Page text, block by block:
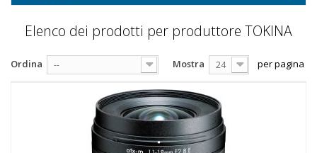
Elenco dei prodotti per produttore TOKINA
Ordina -- Mostra 24 per pagina